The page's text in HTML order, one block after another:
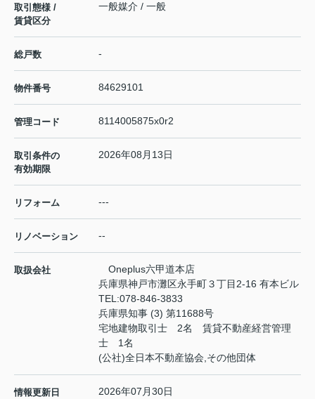
取引態様 /
賃貸区分
一般媒介 / 一般
総戸数 -
物件番号 84629101
管理コード 8114005875x0r2
取引条件の
有効期限
2026年08月13日
リフォーム ---
リノベーション --
取扱会社
Oneplus六甲道本店
兵庫県神戸市灘区永手町３丁目2-16 有本ビル
TEL:078-846-3833
兵庫県知事 (3) 第11688号
宅地建物取引士 2名 賃貸不動産経営管理
士 1名
(公社)全日本不動産協会,その他団体
情報更新日 2026年07月30日